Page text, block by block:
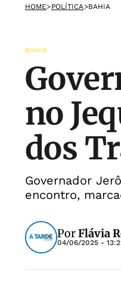
HOME>POLÍTICA>BAHIA
BAHIA
no
dos
Governador
encontro,
PorFlávia
04/06/2025 -